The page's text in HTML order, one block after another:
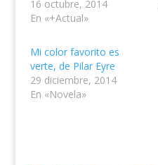
16 octubre, 2014
En «+Actual»
Mi color favorito es
verte, de Pilar Eyre
29 diciembre, 2014
En «Novela»